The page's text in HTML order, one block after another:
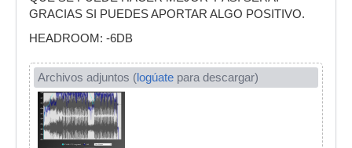
GRACIAS SI PUEDES APORTAR ALGO POSITIVO.
HEADROOM: -6DB
Archivos adjuntos (logúate para descargar)